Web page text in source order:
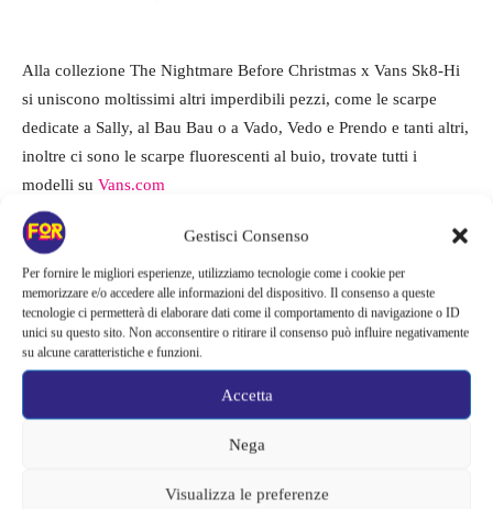
Gestisci Consenso
Per fornire le migliori esperienze, utilizziamo tecnologie come i cookie per
memorizzare e/o accedere alle informazioni del dispositivo. Il consenso a queste
tecnologie ci permetterà di elaborare dati come il comportamento di navigazione o ID
unici su questo sito. Non acconsentire o ritirare il consenso può influire negativamente
su alcune caratteristiche e funzioni.
Accetta
Nega
Visualizza le preferenze
Alla collezione The Nightmare Before Christmas x Vans Sk8-Hi
si uniscono moltissimi altri imperdibili pezzi, come le scarpe
dedicate a Sally, al Bau Bau o a Vado, Vedo e Prendo e tanti altri,
inoltre ci sono le scarpe fluorescenti al buio, trovate tutti i
modelli su Vans.com